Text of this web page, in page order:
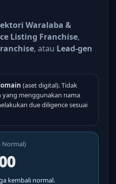
Waralaba &
Listing Franchise,
, atau Lead-gen
(aset digital). Tidak
yang menggunakan nama
due diligence sesuai
Normal)
kembali normal.